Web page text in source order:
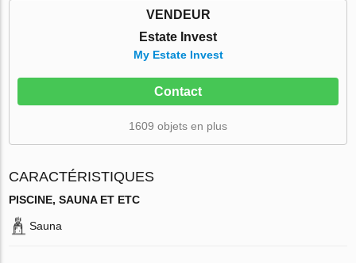
VENDEUR
Estate Invest
My Estate Invest
Contact
1609 objets en plus
CARACTÉRISTIQUES
PISCINE, SAUNA ET ETC
Sauna